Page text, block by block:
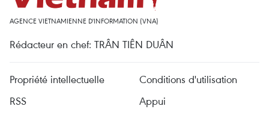
AGENCE VIETNAMIENNE D'INFORMATION (VNA)
Rédacteur en chef: TRÂN TIÊN DUÂN
Propriété intellectuelle
Conditions d'utilisation
RSS
Appui